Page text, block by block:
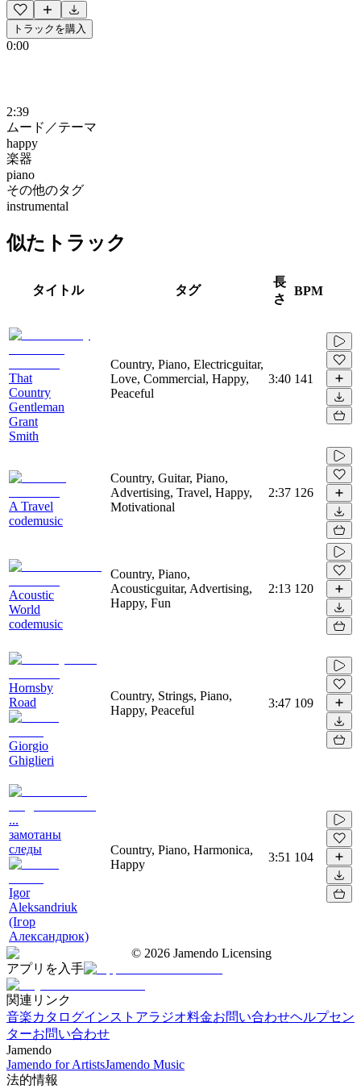
トラックを購入
0:00
2:39
ムード／テーマ
happy
楽器
piano
その他のタグ
instrumental
似たトラック
タイトル タグ
長
さ
BPM
That
Country
Gentleman
Grant
Smith
Country, Piano, Electricguitar,
Love, Commercial, Happy,
Peaceful
3:40 141
A Travel
codemusic
Country, Guitar, Piano,
Advertising, Travel, Happy,
Motivational
2:37 126
Acoustic
World
codemusic
Country, Piano,
Acousticguitar, Advertising,
Happy, Fun
2:13 120
Hornsby
Road
Giorgio
Ghiglieri
Country, Strings, Piano,
Happy, Peaceful
3:47 109
...
замотаны
следы
Igor
Aleksandriuk
(Ігор
Александрюк)
Country, Piano, Harmonica,
Happy
3:51 104
© 2026 Jamendo Licensing
アプリを入手
関連リンク
音楽カタログインストアラジオ料金お問い合わせヘルプセン
ターお問い合わせ
Jamendo
Jamendo for ArtistsJamendo Music
法的情報